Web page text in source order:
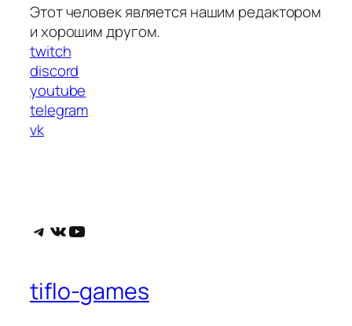
Этот человек является нашим редактором
и хорошим другом.
twitch
discord
youtube
telegram
vk
Telegram
ВКонтакте
YouTube
tiflo-games